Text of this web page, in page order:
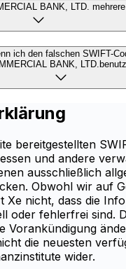
BANK, LTD.
ich den falschen SWIFT-
BANK,
bereitgestellten
und andere
ausschließlich
Obwohl wir auf
Xe nicht, dass die
oder fehlerfrei sind.
Vorankündigung
die neuesten
wider.